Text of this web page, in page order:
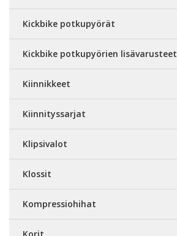
Kickbike potkupyörät
Kickbike potkupyörien lisävarusteet
Kiinnikkeet
Kiinnityssarjat
Klipsivalot
Klossit
Kompressiohihat